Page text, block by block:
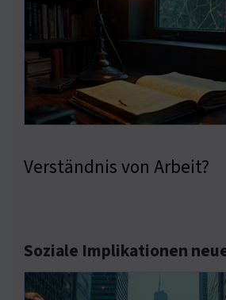
Verständnis von Arbeit?
Soziale Implikationen